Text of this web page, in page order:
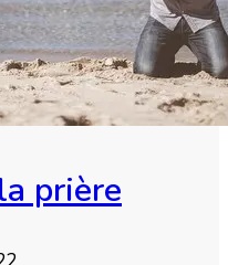
prière